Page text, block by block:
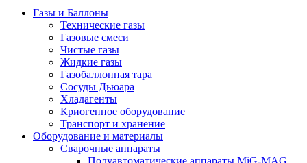
Газы и Баллоны
Технические газы
Газовые смеси
Чистые газы
Жидкие газы
Газобаллонная тара
Сосуды Дьюара
Хладагенты
Криогенное оборудование
Транспорт и хранение
Оборудование и материалы
Сварочные аппараты
Полуавтоматические аппараты MiG-MAG